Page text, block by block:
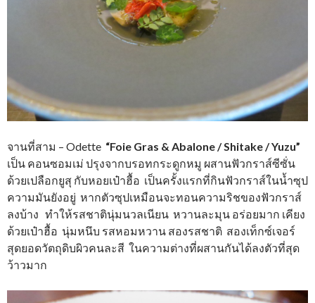
จานที่สาม – Odette “Foie Gras & Abalone / Shitake / Yuzu”
เป็น คอนซอมเม่ ปรุงจากบรอทกระดูกหมู ผสานฟัวกราส์ซีซั่น
ด้วยเปลือกยูสุ กับหอยเป๋าฮื้อ เป็นครั้งแรกที่กินฟัวกราส์ในน้ำซุป
ความมันยังอยู่ หากตัวซุปเหมือนจะทอนความริชของฟัวกราส์
ลงบ้าง ทำให้รสชาตินุ่มนวลเนียน หวานละมุน อร่อยมาก เคียง
ด้วยเป๋าฮื้อ นุ่มหนึบ รสหอมหวาน สองรสชาติ สองเท็กซ์เจอร์
สุดยอดวัตถุดิบผิวคนละสี ในความต่างที่ผสานกันได้ลงตัวที่สุด
ว้าวมาก